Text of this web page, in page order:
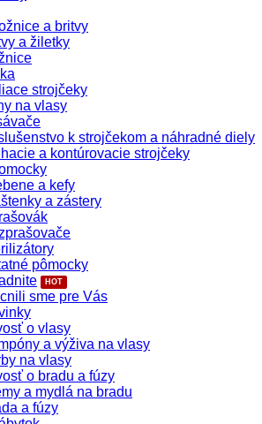
a britvy
a žiletky
strojčeky
na vlasy
k strojčekom a náhradné diely
a kontúrovacie strojčeky
a kefy
a zástery
pômocky
sme pre Vás
o vlasy
a výživa na vlasy
na vlasy
o bradu a fúzy
a mydlá na bradu
a fúzy